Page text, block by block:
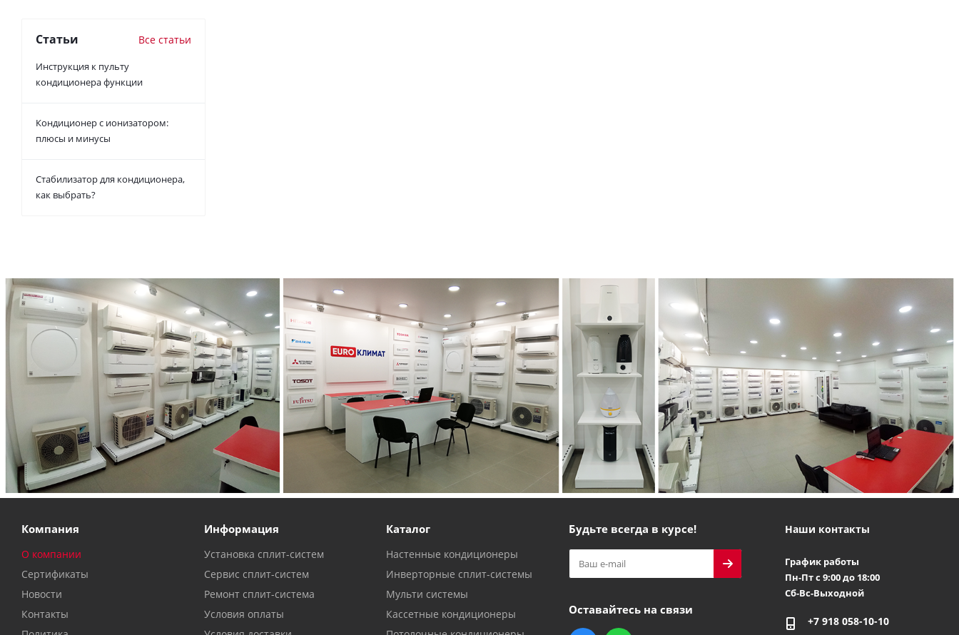
Статьи Все статьи
Инструкция к пульту
кондиционера функции
Кондиционер с ионизатором:
плюсы и минусы
Стабилизатор для кондиционера,
как выбрать?
Компания
О компании
Сертификаты
Новости
Контакты
Информация
Установка сплит-систем
Сервис сплит-систем
Ремонт сплит-система
Условия оплаты
Каталог
Настенные кондиционеры
Инверторные сплит-системы
Мульти системы
Кассетные кондиционеры
Будьте всегда в курсе!
Оставайтесь на связи
Наши контакты
График работы
Пн-Пт с 9:00 до 18:00
Сб-Вс-Выходной
+7 918 058-10-10